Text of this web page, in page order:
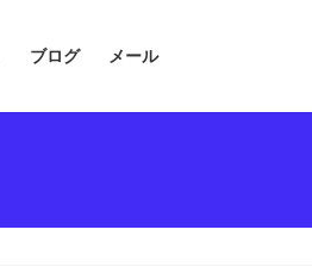
ブログ メール